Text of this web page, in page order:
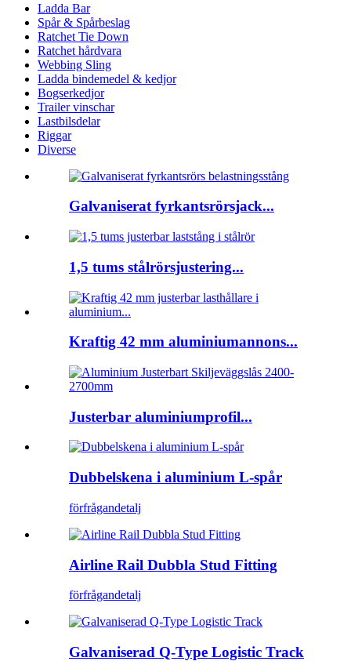
Ladda Bar
Spår & Spårbeslag
Ratchet Tie Down
Ratchet hårdvara
Webbing Sling
Ladda bindemedel & kedjor
Bogserkedjor
Trailer vinschar
Lastbilsdelar
Riggar
Diverse
Galvaniserat fyrkantsrörsjack...
1,5 tums stålrörsjustering...
Kraftig 42 mm aluminiumannons...
Justerbar aluminiumprofil...
Dubbelskena i aluminium L-spår
förfrågandetalj
Airline Rail Dubbla Stud Fitting
förfrågandetalj
Galvaniserad Q-Type Logistic Track